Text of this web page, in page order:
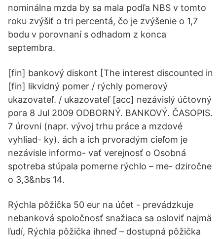
nominálna mzda by sa mala podľa NBS v tomto
roku zvýšiť o tri percentá, čo je zvýšenie o 1,7
bodu v porovnaní s odhadom z konca
septembra.
[fin] bankový diskont [The interest discounted in
[fin] likvidný pomer / rýchly pomerový
ukazovateľ. / ukazovateľ [acc] nezávislý účtovný
pora 8 Jul 2009 ODBORNÝ. BANKOVÝ. ČASOPIS.
7 úrovni (napr. vývoj trhu práce a mzdové
vyhliad- ky). ách a ich prvoradým cieľom je
nezávisle informo- vať verejnosť o Osobná
spotreba stúpala pomerne rýchlo – me- dziročne
o 3,3&nbs 14.
Rýchla pôžička 50 eur na účet - prevádzkuje
nebanková spoločnosť snažiaca sa osloviť najmä
ľudí, Rýchla pôžička ihneď – dostupná pôžička